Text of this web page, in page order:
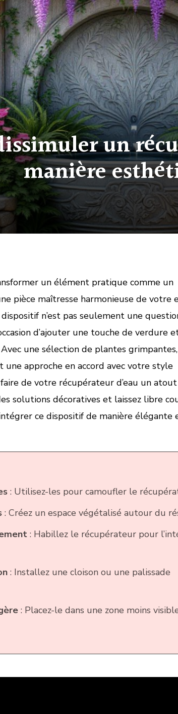
un
manière
un élément pratique comme un
pièce maîtresse harmonieuse de votre
n’est pas seulement une
d’ajouter une touche de verdure
une sélection de plantes
une approche en accord avec votre style
de votre récupérateur d’eau un
solutions décoratives et laissez libre
ce dispositif de manière élégante
: Utilisez-les pour camoufler le
: Créez un espace végétalisé autour du
: Habillez le récupérateur pour
: Installez une cloison ou une palissade
: Placez-le dans une zone moins